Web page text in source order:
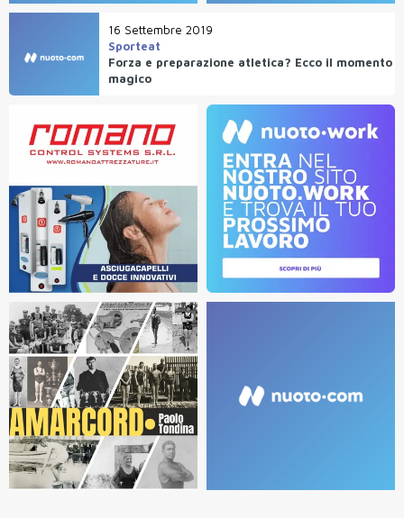
16 Settembre 2019
Sporteat
Forza e preparazione atletica? Ecco il momento
magico